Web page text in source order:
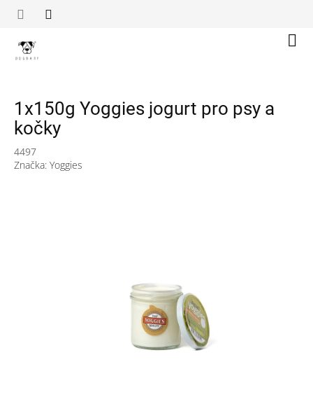
1x150g Yoggies jogurt pro psy a
kočky
4497
Značka: Yoggies